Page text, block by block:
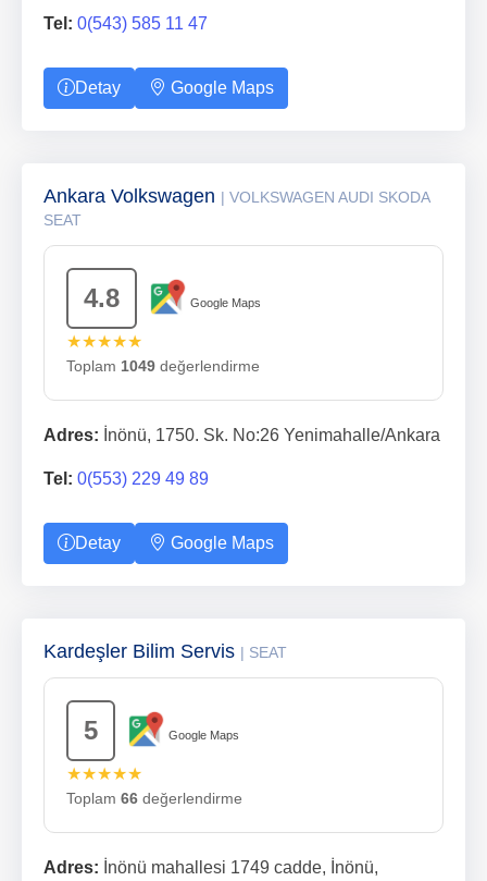
Tel: 0(543) 585 11 47
Detay Google Maps
Ankara Volkswagen | VOLKSWAGEN AUDI SKODA
SEAT
4.8 Google Maps
★★★★★
Toplam 1049 değerlendirme
Adres: İnönü, 1750. Sk. No:26 Yenimahalle/Ankara
Tel: 0(553) 229 49 89
Detay Google Maps
Kardeşler Bilim Servis | SEAT
5 Google Maps
★★★★★
Toplam 66 değerlendirme
Adres: İnönü mahallesi 1749 cadde, İnönü,